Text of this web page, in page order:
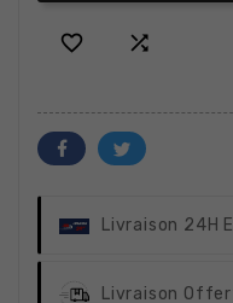
 
Livraison 24H
Livraison